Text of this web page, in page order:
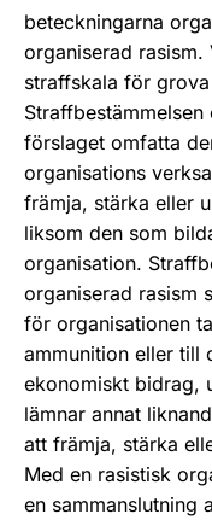
beteckningarna
organiserad rasism.
straffskala för
förslaget omfatta
organisations
främja, stärka eller
liksom den som
organisation.
organiserad rasism
för organisationen
ammunition eller till
ekonomiskt bidrag,
lämnar annat
att främja, stärka
Med en rasistisk
en sammanslutning